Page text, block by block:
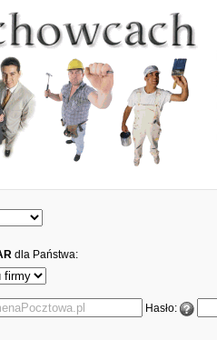
dla Państwa:
Hasło: